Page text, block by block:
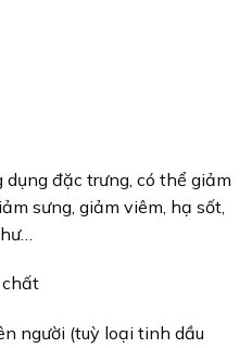
dụng đặc trưng, có thể giảm
sưng, giảm viêm, hạ sốt,
chất
người (tuỳ loại tinh dầu